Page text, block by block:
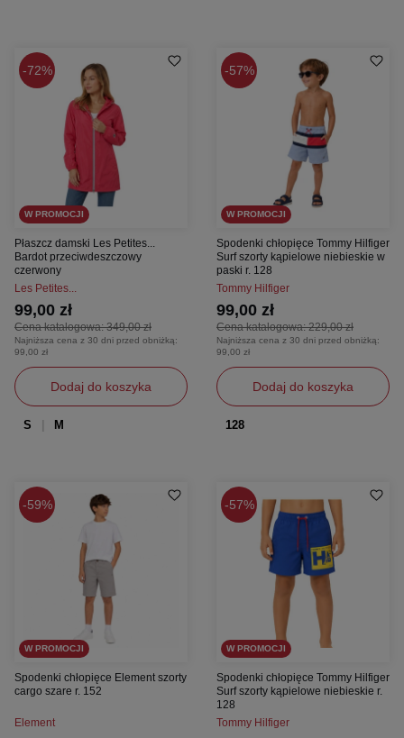
72%
W PROMOCJI
Płaszcz damski Les Petites...
Bardot przeciwdeszczowy
czerwony
Les Petites...
Cena katalogowa:349,00 zł
99,00 zł
Najniższa cena z 30 dni przed obniżką:
99,00 zł
Dodaj do koszyka
S M
57%
W PROMOCJI
Spodenki chłopięce Tommy Hilfiger
Surf szorty kąpielowe niebieskie w
paski r. 128
Tommy Hilfiger
Cena katalogowa:229,00 zł
99,00 zł
Najniższa cena z 30 dni przed obniżką:
99,00 zł
Dodaj do koszyka
128
59%
W PROMOCJI
Spodenki chłopięce Element szorty
cargo szare r. 152
Element
57%
W PROMOCJI
Spodenki chłopięce Tommy Hilfiger
Surf szorty kąpielowe niebieskie r.
128
Tommy Hilfiger